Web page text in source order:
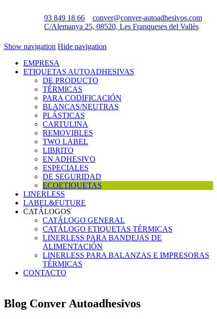
93 849 18 66
conver@conver-autoadhesivos.com
C/Alemanya 25, 08520, Les Franqueses del Vallès
Show navigation Hide navigation
EMPRESA
ETIQUETAS AUTOADHESIVAS
DE PRODUCTO
TÉRMICAS
PARA CODIFICACIÓN
BLANCAS/NEUTRAS
PLÁSTICAS
CARTULINA
REMOVIBLES
TWO LABEL
LIBRITO
EN ADHESIVO
ESPECIALES
DE SEGURIDAD
ECOETIQUETAS
LINERLESS
LABEL&FUTURE
CATÁLOGOS
CATÁLOGO GENERAL
CATÁLOGO ETIQUETAS TÉRMICAS
LINERLESS PARA BANDEJAS DE
ALIMENTACIÓN
LINERLESS PARA BALANZAS E IMPRESORAS
TÉRMICAS
CONTACTO
Blog Conver Autoadhesivos